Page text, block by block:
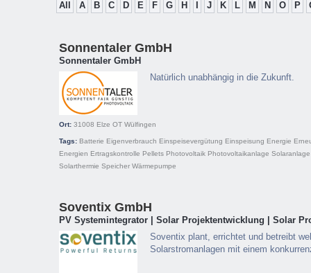
All A B C D E F G H J K L M N O P
Sonnentaler GmbH
Sonnentaler GmbH
Natürlich unabhängig in die Zukunft.
Ort: 31008 Elze OT Wülfingen
Tags: Batterie Eigenverbrauch Einspeisevergütung Einspeisung Energie
Energien Ertragskontrolle Pellets Photovoltaik Photovoltaikanlage Solaranlage
Solarthermie Speicher Wärmepumpe
Soventix GmbH
PV Systemintegrator | Solar Projektentwicklung | Solar
Soventix plant, errichtet und betreibt
Solarstromanlagen mit einem